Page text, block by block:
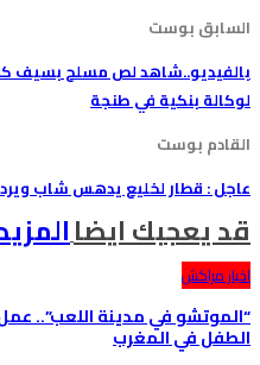
السابق بوست
بالفيديو..شاهد لص مسلح بسيف
لوكالة بنكية في طنجة
القادم بوست
عاجل : قطار لخليع يدهس شاب
قد يعجبك ايضا
اخبار مراكش
“الموتشو في مدينة اللعب”..
الطفل في المغرب